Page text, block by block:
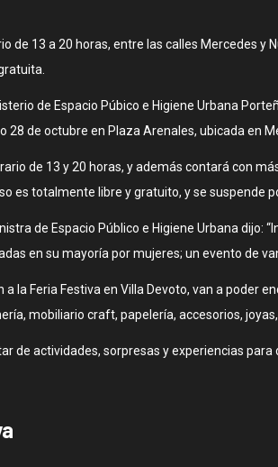
de 13 a 20 horas, entre las calles Mercedes
de Espacio Púbico e Higiene Urbana
de octubre en Plaza Arenales, ubicada en
de 13 y 20 horas, y además contará con
es totalmente libre y gratuito, y se suspende
de Espacio Público e Higiene Urbana
en su mayoría por mujeres; un evento de
a la Feria Festiva en Villa Devoto, van a
mobiliario craft, papelería, accesorios,
de actividades, sorpresas y experiencias